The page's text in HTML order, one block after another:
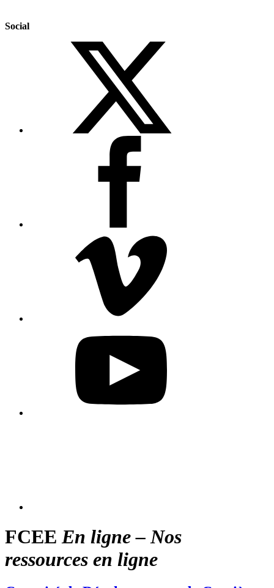
Social
FCEE En ligne – Nos
ressources en ligne